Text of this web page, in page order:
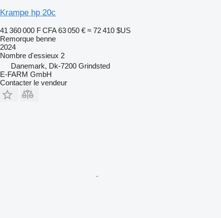
Krampe hp 20c
41 360 000 F CFA 63 050 € ≈ 72 410 $US
Remorque benne
2024
Nombre d'essieux 2
Danemark, Dk-7200 Grindsted
E-FARM GmbH
Contacter le vendeur